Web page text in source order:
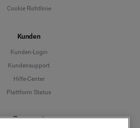
Cookie Richtlinie
Kunden
Kunden-Login
Kundensupport
Hilfe-Center
Plattform Status
Deutsch